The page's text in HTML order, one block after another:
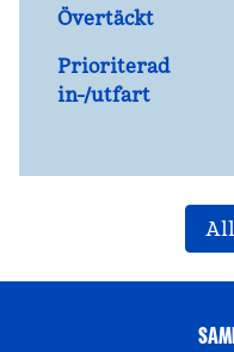
Övertäckt
Prioriterad
in-/utfart